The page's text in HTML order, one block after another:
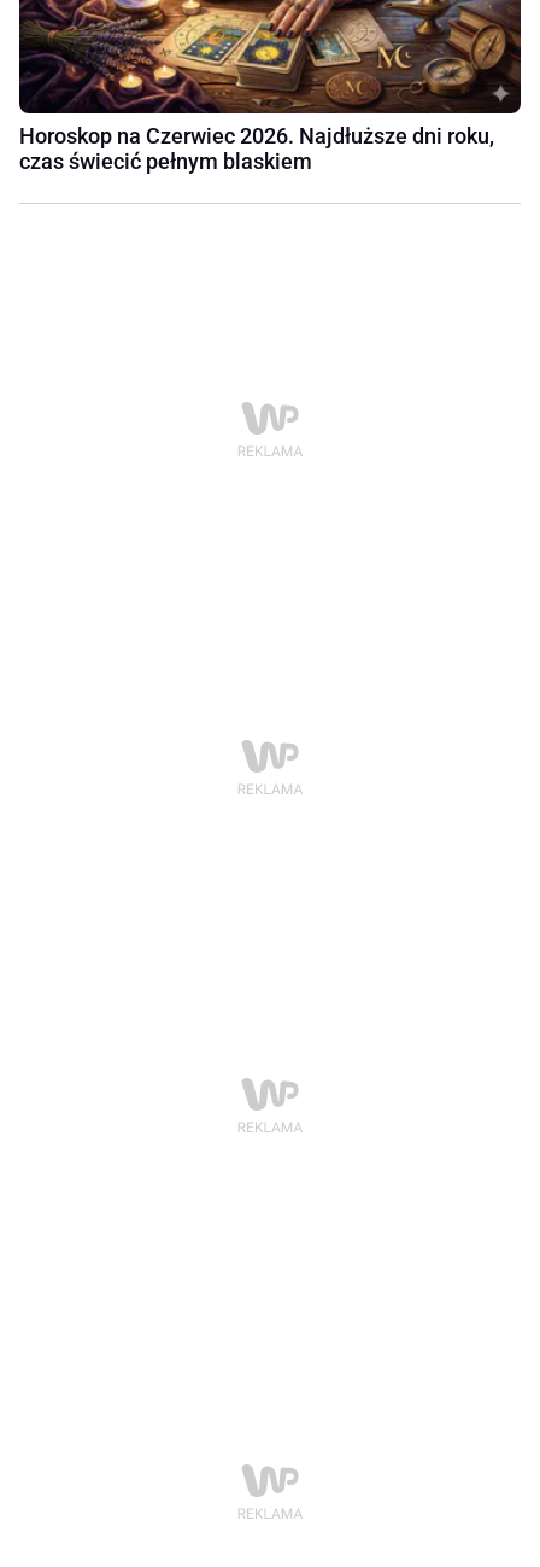
Horoskop na Czerwiec 2026. Najdłuższe dni roku,
czas świecić pełnym blaskiem